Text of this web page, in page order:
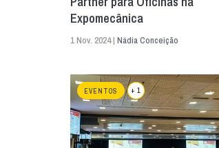
Expomecânica
1 Nov. 2024 | Nádia Conceição
EVENTOS + 1